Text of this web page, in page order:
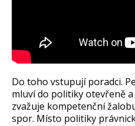
Do toho vstupují poradci.
mluví do politiky otevřeně
zvažuje kompetenční
spor. Místo politiky